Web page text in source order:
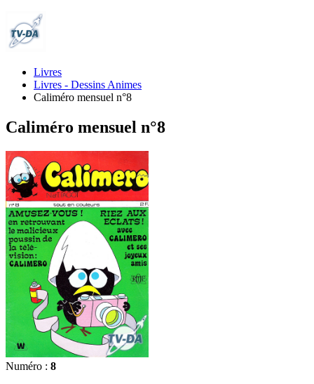
Livres
Livres - Dessins Animes
Caliméro mensuel n°8
Caliméro mensuel n°8
Numéro : 8